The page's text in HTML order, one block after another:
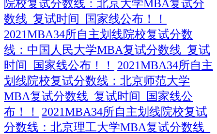
院校复试分数线：北京大学MBA复试分
数线_复试时间_国家线公布！！
2021MBA34所自主划线院校复试分数
线：中国人民大学MBA复试分数线_复试
时间_国家线公布！！
2021MBA34所自主
划线院校复试分数线：北京师范大学
MBA复试分数线_复试时间_国家线公
布！！
2021MBA34所自主划线院校复试
分数线：北京理工大学MBA复试分数线_